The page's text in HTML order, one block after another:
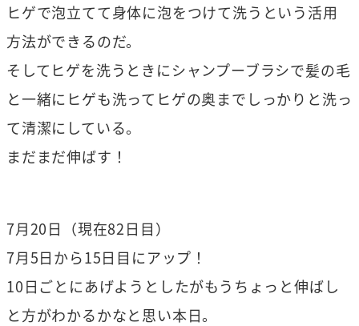
ヒゲで泡立てて身体に泡をつけて洗うという活用
方法ができるのだ。
そしてヒゲを洗うときにシャンプーブラシで髪の毛
と一緒にヒゲも洗ってヒゲの奥までしっかりと洗っ
て清潔にしている。
まだまだ伸ばす！
7月20日（現在82日目）
7月5日から15日目にアップ！
10日ごとにあげようとしたがもうちょっと伸ばし
と方がわかるかなと思い本日。